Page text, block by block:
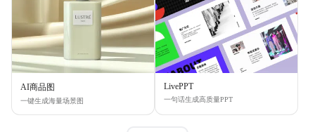
AI商品图
一键生成海量场景图
LivePPT
一句话生成高质量PPT